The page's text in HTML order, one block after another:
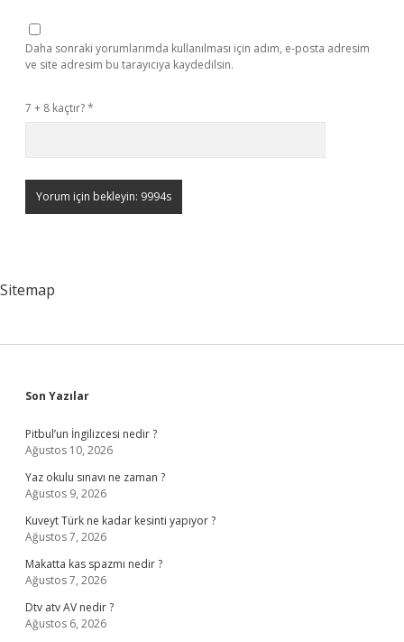
Daha sonraki yorumlarımda kullanılması için adım, e-posta adresim
ve site adresim bu tarayıcıya kaydedilsin.
7 + 8 kaçtır?*
Sitemap
Sidebar
Son Yazılar
Pitbul’un İngilizcesi nedir ?
Ağustos 10, 2026
Yaz okulu sınavı ne zaman ?
Ağustos 9, 2026
Kuveyt Türk ne kadar kesinti yapıyor ?
Ağustos 7, 2026
Makatta kas spazmı nedir ?
Ağustos 7, 2026
Dtv atv AV nedir ?
Ağustos 6, 2026